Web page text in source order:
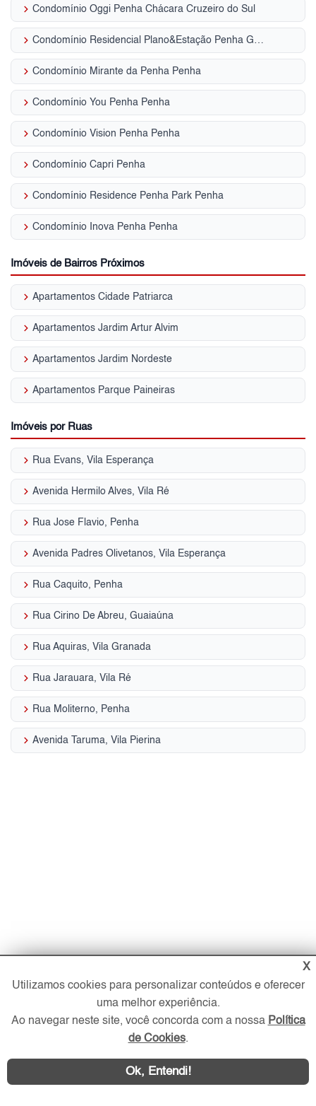
keyboard_arrow_right Condomínio Oggi Penha Chácara Cruzeiro do Sul
keyboard_arrow_right Condomínio Residencial Plano&Estação Penha Guaiaúna
keyboard_arrow_right Condomínio Mirante da Penha Penha
keyboard_arrow_right Condomínio You Penha Penha
keyboard_arrow_right Condomínio Vision Penha Penha
keyboard_arrow_right Condomínio Capri Penha
keyboard_arrow_right Condomínio Residence Penha Park Penha
keyboard_arrow_right Condomínio Inova Penha Penha
Imóveis de Bairros Próximos
keyboard_arrow_right Apartamentos Cidade Patriarca
keyboard_arrow_right Apartamentos Jardim Artur Alvim
keyboard_arrow_right Apartamentos Jardim Nordeste
keyboard_arrow_right Apartamentos Parque Paineiras
Imóveis por Ruas
keyboard_arrow_right Rua Evans, Vila Esperança
keyboard_arrow_right Avenida Hermilo Alves, Vila Ré
keyboard_arrow_right Rua Jose Flavio, Penha
keyboard_arrow_right Avenida Padres Olivetanos, Vila Esperança
keyboard_arrow_right Rua Caquito, Penha
keyboard_arrow_right Rua Cirino De Abreu, Guaiaúna
keyboard_arrow_right Rua Aquiras, Vila Granada
keyboard_arrow_right Rua Jarauara, Vila Ré
keyboard_arrow_right Rua Moliterno, Penha
keyboard_arrow_right Avenida Taruma, Vila Pierina
X
Utilizamos cookies para personalizar conteúdos e oferecer
uma melhor experiência.
Ao navegar neste site, você concorda com a nossa Política
de Cookies.
Ok, Entendi!